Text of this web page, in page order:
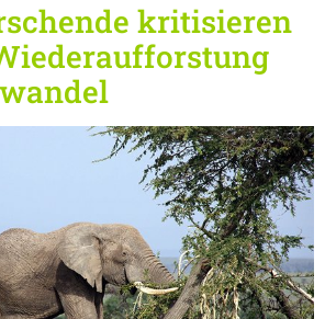
kritisieren